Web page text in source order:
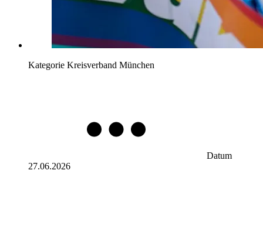
Kategorie Kreisverband München
Datum
27.06.2026